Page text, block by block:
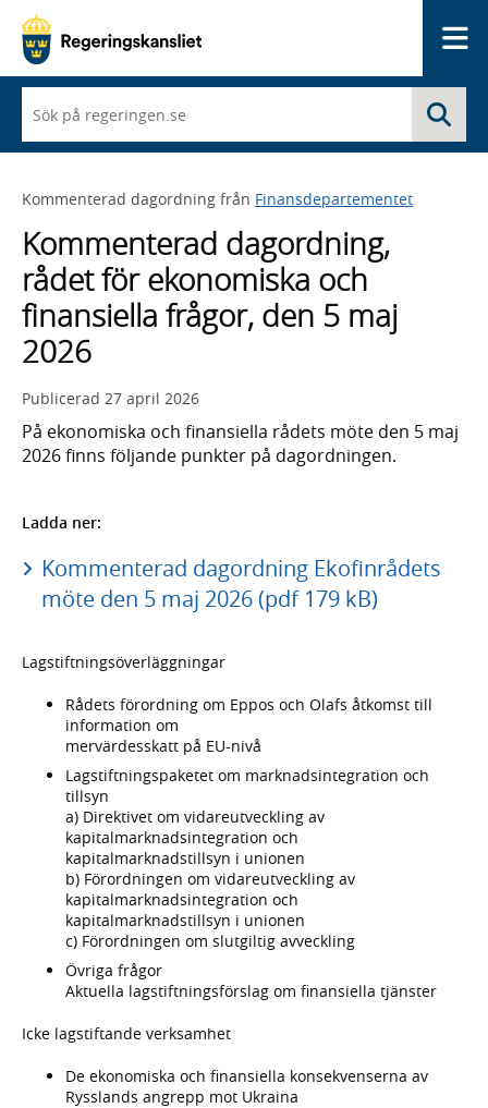
du
börjar
skriva
framträder
lista
med
sökförslag
Kommenterad dagordning från Finansdepartementet
Kommenterad dagordning,
rådet för ekonomiska och
finansiella frågor, den 5 maj
2026
Publicerad 27 april 2026
På ekonomiska och finansiella rådets möte den 5 maj
2026 finns följande punkter på dagordningen.
Ladda ner:
Kommenterad dagordning Ekofinrådets
möte den 5 maj 2026 (pdf 179 kB)
Lagstiftningsöverläggningar
Rådets förordning om Eppos och Olafs åtkomst till
information om
mervärdesskatt på EU-nivå
Lagstiftningspaketet om marknadsintegration och
tillsyn
a) Direktivet om vidareutveckling av
kapitalmarknadsintegration och
kapitalmarknadstillsyn i unionen
b) Förordningen om vidareutveckling av
kapitalmarknadsintegration och
kapitalmarknadstillsyn i unionen
c) Förordningen om slutgiltig avveckling
Övriga frågor
Aktuella lagstiftningsförslag om finansiella tjänster
Icke lagstiftande verksamhet
De ekonomiska och finansiella konsekvenserna av
Rysslands angrepp mot Ukraina